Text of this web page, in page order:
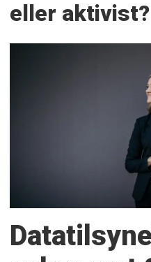
eller aktivist?